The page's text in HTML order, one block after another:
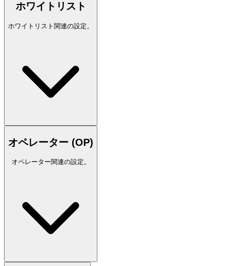
ホワイトリスト
ホワイトリスト関連の設定。
オペレーター (OP)
オペレーター関連の設定。